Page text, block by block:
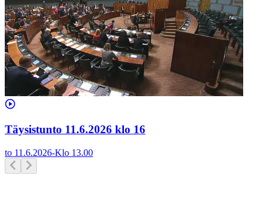
Täysistunto 11.6.2026 klo 16
to 11.6.2026-Klo 13.00